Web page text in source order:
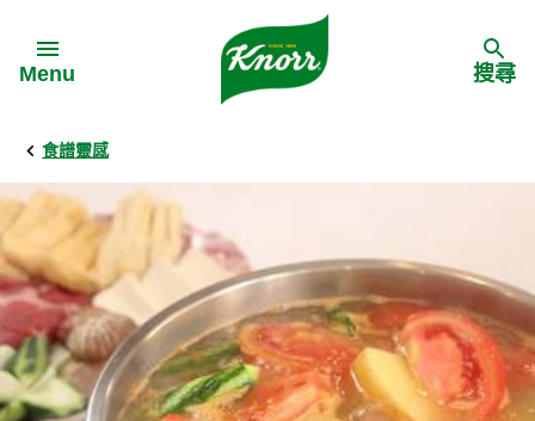
Menu
Back
食譜靈感
料理食材
料理方式
Back
家樂牌產品
家樂牌純鮮雞粉
家樂牌雞粉
Back
背景
甚麼是愛環境食材
搜尋
食譜靈感